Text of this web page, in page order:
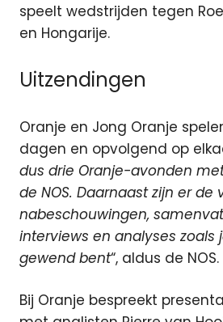
speelt wedstrijden tegen
en Hongarije.
Uitzendingen
Oranje en Jong Oranje
dagen en opvolgend op
dus drie Oranje-avonden
de NOS. Daarnaast zijn er de
nabeschouwingen,
interviews en analyses zoals
gewend bent“, aldus de NOS.
Bij Oranje bespreekt